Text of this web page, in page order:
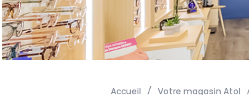
Accueil Votre magasin Atol